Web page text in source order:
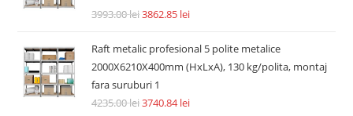
3993.00lei3862.85 lei
Raft metalic profesional 5 polite metalice
2000X6210X400mm (HxLxA), 130 kg/polita, montaj
fara suruburi 1
4235.00lei3740.84lei